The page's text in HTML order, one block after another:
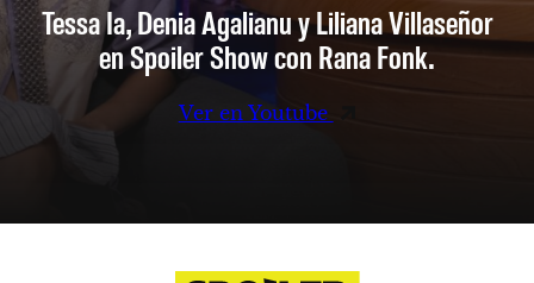
Tessa Ia, Denia Agalianu y Liliana Villaseñor
en Spoiler Show con Rana Fonk.
Ver en Youtube